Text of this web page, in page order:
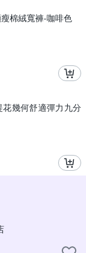
棉絨寬褲-咖啡色
幾何舒適彈力九分